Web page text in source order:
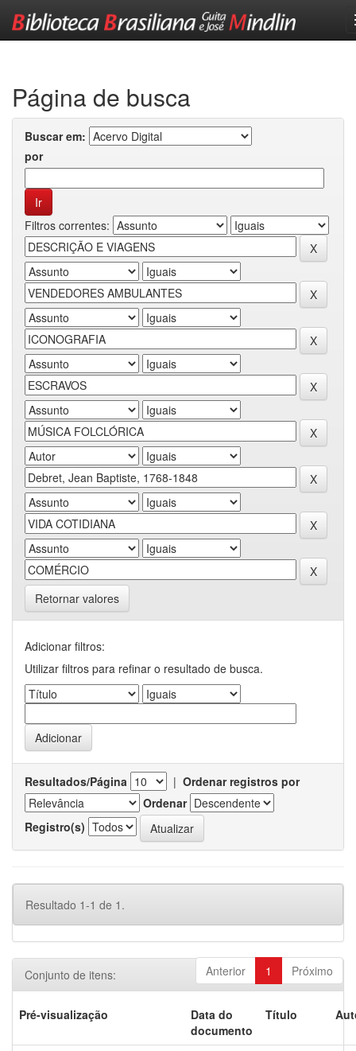
Página de busca
Buscar em:
por
Filtros correntes:
Retornar valores
Adicionar filtros:
Utilizar filtros para refinar o resultado de busca.
Resultados/Página | Ordenar registros por
Ordenar
Registro(s)
Resultado 1-1 de 1.
Anterior 1 Próximo
Conjunto de itens:
Pré-visualização
Data do
documento
Título